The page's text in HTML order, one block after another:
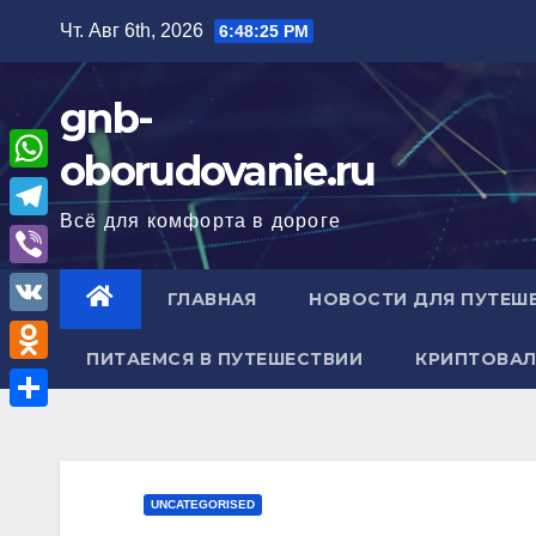
содержимому
Чт. Авг 6th, 2026 6:48:26 PM
gnb-
oborudovanie.ru
Всё для комфорта в дороге
ГЛАВНАЯ НОВОСТИ ДЛЯ
ПИТАЕМСЯ В ПУТЕШЕСТВИИ
UNCATEGORISED
W
h
a
A
T
e
l
e
g
V
i
b
e
V
K
O